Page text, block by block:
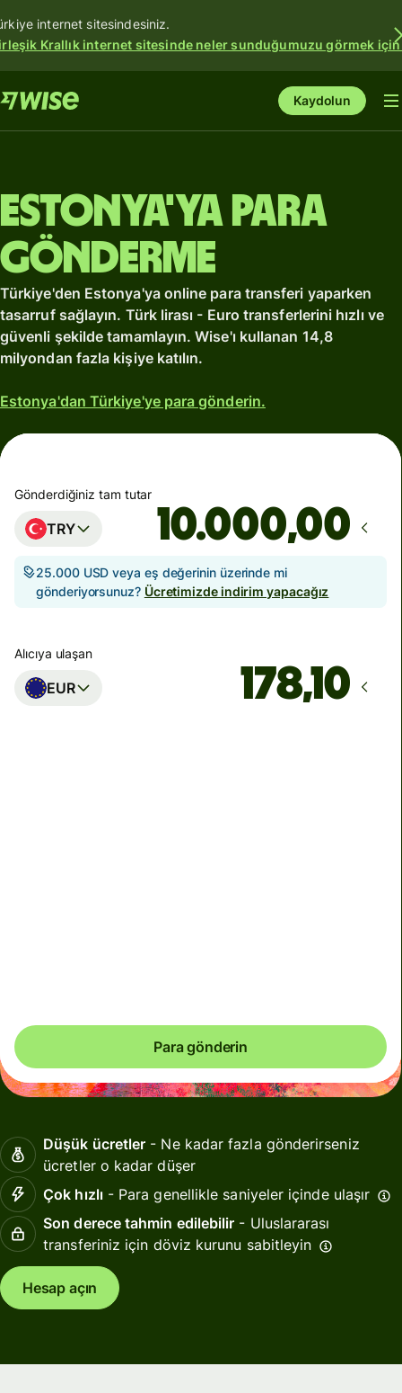
internet sitesindesiniz.
Krallık internet sitesinde neler sunduğumuzu görmek için
Kaydolun
Estonya'ya para
gönderme
Türkiye'den Estonya'ya online para transferi yaparken
tasarruf sağlayın. Türk lirası - Euro transferlerini hızlı ve
güvenli şekilde tamamlayın. Wise'ı kullanan 14,8
milyondan fazla kişiye katılın.
Estonya'dan Türkiye'ye para gönderin.
Gönderdiğiniz tam tutar
TRY ,00
25.000 USD veya eş değerinin üzerinde mi
gönderiyorsunuz? Ücretimizde indirim yapacağız
Alıcıya ulaşan
EUR
Para gönderin
Düşük ücretler - Ne kadar fazla gönderirseniz
ücretler o kadar düşer
Çok hızlı- Para genellikle saniyeler içinde ulaşır
Son derece tahmin edilebilir - Uluslararası
transferiniz için döviz kurunu sabitleyin
Hesap açın